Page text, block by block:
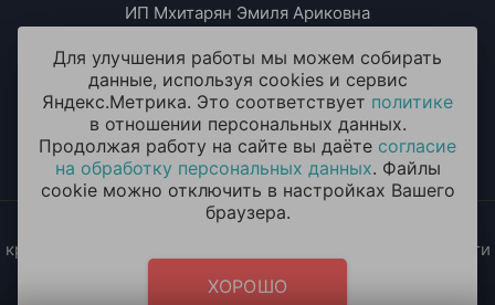
ИП Мхитарян Эмиля Ариковна
ИНН: 771385063807
ОГРН / ОГРНИП: 319508100076230
2014 - 2026 © «ОКЕАН ШАРОВ» Воздушные шары с
круглосуточной доставкой в Москве и Московской области
Политика конфиденциальности
согласие на обработку
персональных данных
Для улучшения работы мы можем собирать
данные, используя cookies и сервис
Яндекс.Метрика. Это соответствует политике
в отношении персональных данных.
Продолжая работу на сайте вы даёте согласие
на обработку персональных данных. Файлы
cookie можно отключить в настройках Вашего
браузера.
ХОРОШО